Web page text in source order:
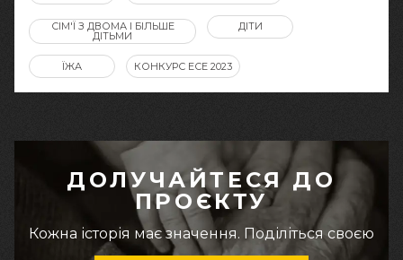
СІМ'Ї З ДВОМА І БІЛЬШЕ
ДІТЬМИ
ДІТИ
ЇЖА КОНКУРС ЕСЕ 2023
ДОЛУЧАЙТЕСЯ ДО
ПРОЄКТУ
Кожна історія має значення. Поділіться своєю